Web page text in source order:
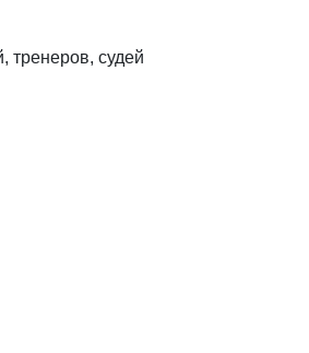
тренеров, судей